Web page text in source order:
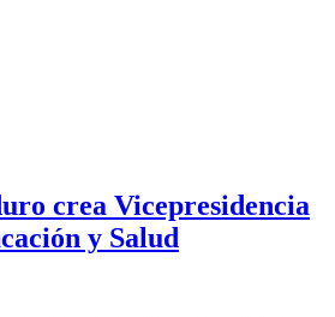
crea Vicepresidencia
y Salud